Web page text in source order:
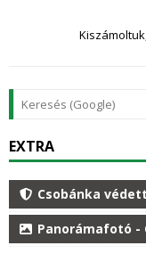
EXTRA
Csobánka
Panorámafotó -